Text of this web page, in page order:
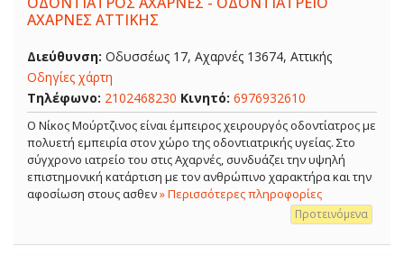
ΑΧΑΡΝΕΣ ΑΤΤΙΚΗΣ
Διεύθυνση: Οδυσσέως 17, Αχαρνές 13674, Αττικής
Οδηγίες χάρτη
Τηλέφωνο: 2102468230 Κινητό: 6976932610
Ο Νίκος Μούρτζινος είναι έμπειρος χειρουργός οδοντίατρος με
πολυετή εμπειρία στον χώρο της οδοντιατρικής υγείας. Στο
σύγχρονο ιατρείο του στις Αχαρνές, συνδυάζει την υψηλή
επιστημονική κατάρτιση με τον ανθρώπινο χαρακτήρα και την
αφοσίωση στους ασθεν» Περισσότερες πληροφορίες
Προτεινόμενα